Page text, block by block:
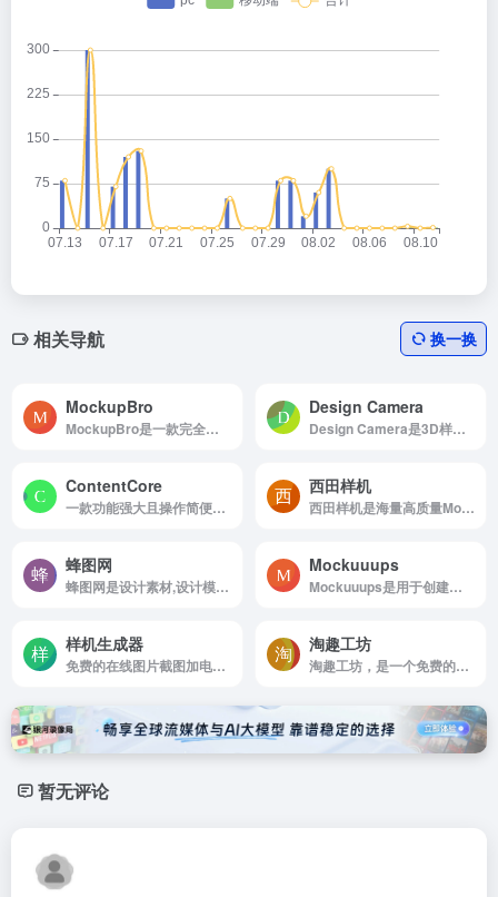
相关导航 换一换
MockupBro
MockupBro是一款完全免费、无需注册的在线样机生成工具，专为平面设计师、品牌营销人员以及产品展示需求者打造。
Design Camera
Design Camera是3D样机，支持多角度样机动效
ContentCore
一款功能强大且操作简便的在线3D内容创作平台，专为设计师、营销人员、教育工作者以及内容创作者打造。无需安装任何软件，只需通过浏览器即可快速创建高质量的3D图像与视频内容。
西田样机
西田样机是海量高质量Mockup模板PSD样机展示模型
蜂图网
蜂图网是设计素材,设计模板,设计图片,图片素材,素材库,UI设计,免抠素材,样机模板
Mockuuups
Mockuuups是用于创建漂亮的应用预览或任何营销材料的拖放工具，简单易用的样机应用。
样机生成器
免费的在线图片截图加电脑手机外壳外框工具
淘趣工坊
淘趣工坊，是一个免费的在线壁纸样机生成器，使用壁纸样机生成器快速生成 iPhone、iPad、Mac 锁屏和桌面壁纸样机图，一键下载高清图，提高效率。
暂无评论